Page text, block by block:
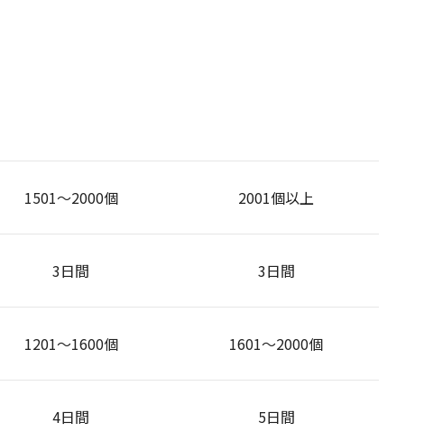
1501～2000個 2001個以上
3日間 3日間
1201～1600個 1601～2000個
4日間 5日間